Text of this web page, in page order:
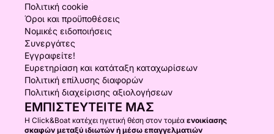
Πολιτική cookie
Όροι και προϋποθέσεις
Νομικές ειδοποιήσεις
Συνεργάτες
Εγγραφείτε!
Ευρετηρίαση και κατάταξη καταχωρίσεων
Πολιτική επίλυσης διαφορών
Πολιτική διαχείρισης αξιολογήσεων
ΕΜΠΙΣΤΕΥΤΕΊΤΕ ΜΑΣ
Η Click&Boat κατέχει ηγετική θέση στον τομέα ενοικίασης
σκαφών μεταξύ ιδιωτών ή μέσω επαγγελματιών